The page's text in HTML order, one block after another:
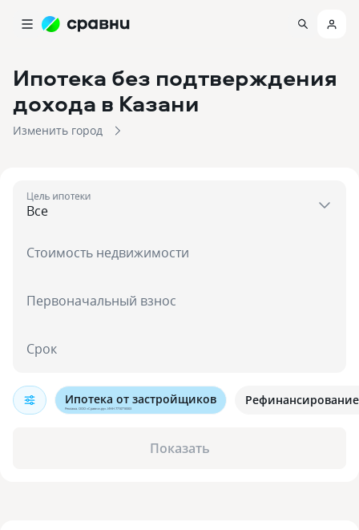
Ипотека без подтверждения
дохода в Казани
Изменить город
Цель ипотеки
Стоимость недвижимости
Первоначальный взнос
Срок
Показать
Ипотека от застройщиков
Реклама. ООО «Сравни.ру». ИНН 7710718303